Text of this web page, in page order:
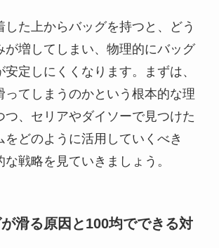
した上からバッグを持つと、どう
が増してしまい、物理的にバッグ
定しにくくなります。まずは、
ってしまうのかという根本的な理
つ、セリアやダイソーで見つけた
をどのように活用していくべき
戦略を見ていきましょう。
滑る原因と100均でできる対